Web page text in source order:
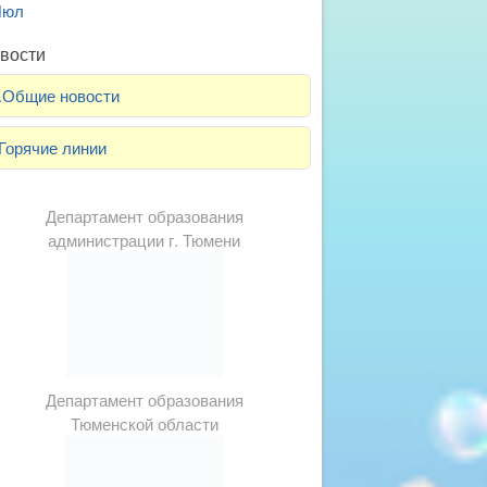
.Общие новости
Горячие линии
Департамент образования
администрации г. Тюмени
Департамент образования
Тюменской области